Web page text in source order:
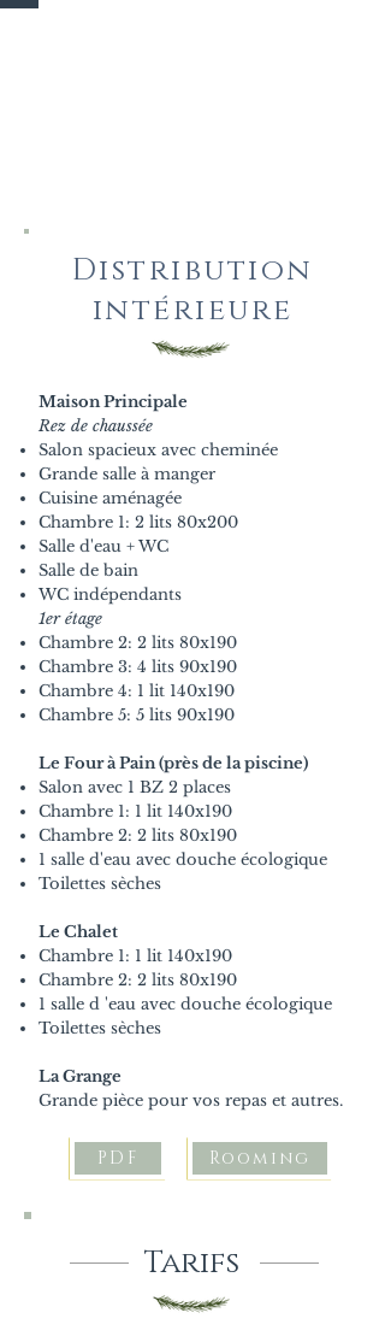
Distribution
intérieure
Maison Principale
Rez de chaussée
Salon spacieux avec cheminée
Grande salle à manger
Cuisine aménagée
Chambre 1: 2 lits 80x200
Salle d'eau + WC
Salle de bain
WC indépendants
1er étage
Chambre 2: 2 lits 80x190
Chambre 3: 4 lits 90x190
Chambre 4: 1 lit 140x190
Chambre 5: 5 lits 90x190
Le Four à Pain (près de la piscine)
Salon avec 1 BZ 2 places
Chambre 1: 1 lit 140x190
Chambre 2: 2 lits 80x190
1 salle d'eau avec douche écologique
Toilettes sèches
Le Chalet
Chambre 1: 1 lit 140x190
Chambre 2: 2 lits 80x190
1 salle d 'eau avec douche écologique
Toilettes sèches
La Grange
Grande pièce pour vos repas et autres.
PDF Rooming
Tarifs